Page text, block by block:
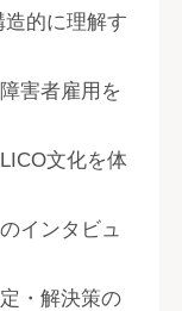
造的に理解す
害者雇用を
文化を体
インタビュ
・解決策の